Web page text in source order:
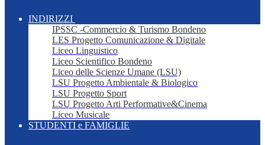
INDIRIZZI
IPSSC -Commercio & Turismo Bondeno
LES Progetto Comunicazione & Digitale
Liceo Linguistico
Liceo Scientifico Bondeno
Liceo delle Scienze Umane (LSU)
LSU Progetto Ambientale & Biologico
LSU Progetto Sport
LSU Progetto Arti Performative&Cinema
Liceo Musicale
STUDENTI e FAMIGLIE